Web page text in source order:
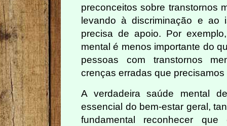
preconceitos sobre transtornos
levando à discriminação e ao
precisa de apoio. Por
mental é menos importante do
pessoas com transtornos
crenças erradas que precisamos
A verdadeira saúde mental
essencial do bem-estar geral,
fundamental reconhecer